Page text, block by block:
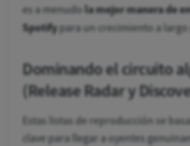
es a menudo la mejor manera de
Spotify para un crecimiento a largo
Dominando el circuito
(Release Radar y
Estas listas de reproducción se
clave para llegar a oyentes